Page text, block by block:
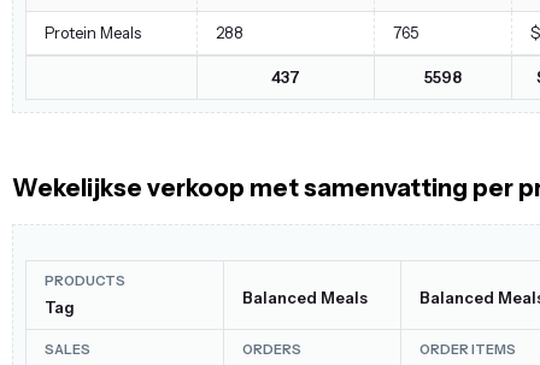
Protein Meals 288 765
437 5598
Wekelijkse verkoop met samenvatting per
PRODUCTS
Tag Balanced Meals Balanced
SALES ORDERS ORDER ITEMS